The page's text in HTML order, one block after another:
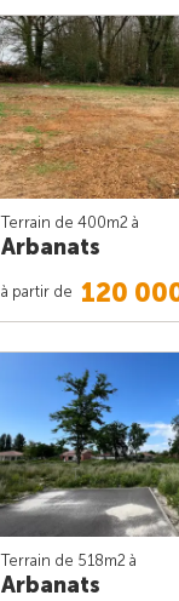
Terrain de 400m2 à
Arbanats
à partir de 120
Terrain de 518m2 à
Arbanats